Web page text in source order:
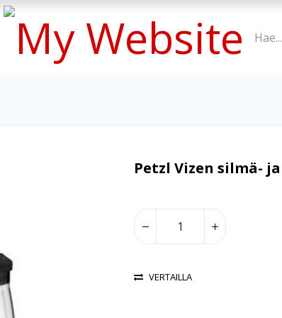
Petzl Vizen silmä-
VERTAILLA